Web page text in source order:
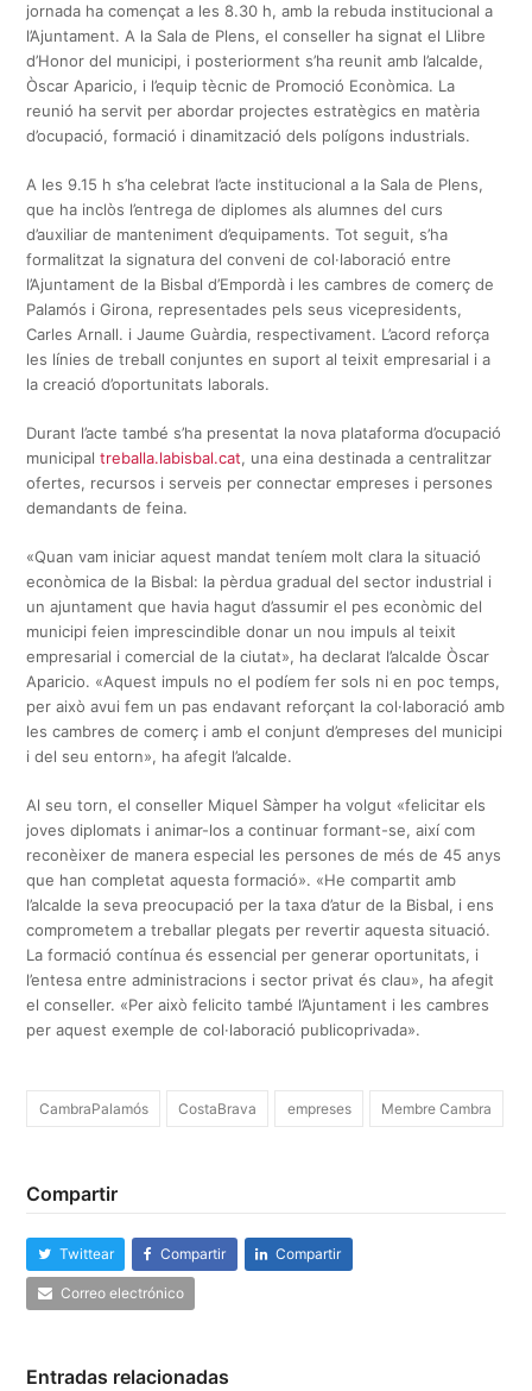
jornada ha començat a les 8.30 h, amb la rebuda institucional a
l’Ajuntament. A la Sala de Plens, el conseller ha signat el Llibre
d’Honor del municipi, i posteriorment s’ha reunit amb l’alcalde,
Òscar Aparicio, i l’equip tècnic de Promoció Econòmica. La
reunió ha servit per abordar projectes estratègics en matèria
d’ocupació, formació i dinamització dels polígons industrials.
A les 9.15 h s’ha celebrat l’acte institucional a la Sala de Plens,
que ha inclòs l’entrega de diplomes als alumnes del curs
d’auxiliar de manteniment d’equipaments. Tot seguit, s’ha
formalitzat la signatura del conveni de col·laboració entre
l’Ajuntament de la Bisbal d’Empordà i les cambres de comerç de
Palamós i Girona, representades pels seus vicepresidents,
Carles Arnall. i Jaume Guàrdia, respectivament. L’acord reforça
les línies de treball conjuntes en suport al teixit empresarial i a
la creació d’oportunitats laborals.
Durant l’acte també s’ha presentat la nova plataforma d’ocupació
municipaltreballa.labisbal.cat, una eina destinada a centralitzar
ofertes, recursos i serveis per connectar empreses i persones
demandants de feina.
«Quan vam iniciar aquest mandat teníem molt clara la situació
econòmica de la Bisbal: la pèrdua gradual del sector industrial i
un ajuntament que havia hagut d’assumir el pes econòmic del
municipi feien imprescindible donar un nou impuls al teixit
empresarial i comercial de la ciutat», ha declarat l’alcalde Òscar
Aparicio. «Aquest impuls no el podíem fer sols ni en poc temps,
per això avui fem un pas endavant reforçant la col·laboració amb
les cambres de comerç i amb el conjunt d’empreses del municipi
i del seu entorn», ha afegit l’alcalde.​
Al seu torn, el conseller Miquel Sàmper ha volgut «felicitar els
joves diplomats i animar-los a continuar formant-se, així com
reconèixer de manera especial les persones de més de 45 anys
que han completat aquesta formació». «He compartit amb
l’alcalde la seva preocupació per la taxa d’atur de la Bisbal, i ens
comprometem a treballar plegats per revertir aquesta situació.
La formació contínua és essencial per generar oportunitats, i
l’entesa entre administracions i sector privat és clau», ha afegit
el conseller. «Per això felicito també l’Ajuntament i les cambres
per aquest exemple de col·laboració publicoprivada».
CambraPalamós CostaBrava empreses Membre Cambra
Compartir
Twittear Compartir Compartir
Correo electrónico
Entradas relacionadas